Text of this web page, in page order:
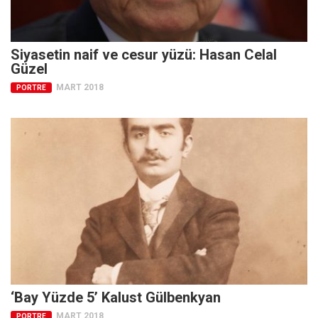
Ekonomi
Spor
Manzara
Sağlık
Hayat
Avrupa
Asya
Afrika
İslam Dünyası
Siyasetin naif ve cesur yüzü: Hasan Celal
Güzel
PORTRE MART 2018
‘Bay Yüzde 5’ Kalust Gülbenkyan